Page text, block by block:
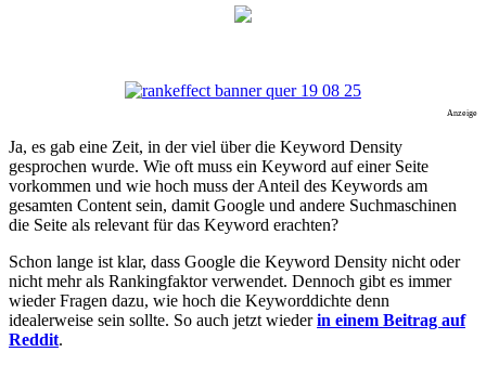
Anzeige
Ja, es gab eine Zeit, in der viel über die Keyword Density
gesprochen wurde. Wie oft muss ein Keyword auf einer Seite
vorkommen und wie hoch muss der Anteil des Keywords am
gesamten Content sein, damit Google und andere Suchmaschinen
die Seite als relevant für das Keyword erachten?
Schon lange ist klar, dass Google die Keyword Density nicht oder
nicht mehr als Rankingfaktor verwendet. Dennoch gibt es immer
wieder Fragen dazu, wie hoch die Keyworddichte denn
idealerweise sein sollte. So auch jetzt wiederin einem Beitrag auf
Reddit.